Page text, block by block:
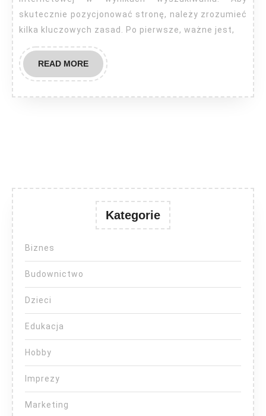
skutecznie pozycjonować stronę, należy zrozumieć
kilka kluczowych zasad. Po pierwsze, ważne jest,
READ MOREREAD
MORE
Kategorie
Biznes
Budownictwo
Dzieci
Edukacja
Hobby
Imprezy
Marketing